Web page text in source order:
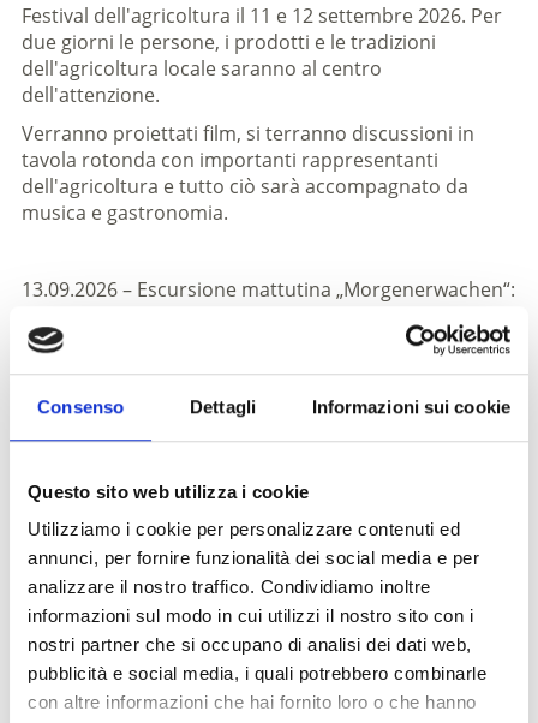
Consenso Dettagli Informazioni sui cookie
Questo sito web utilizza i cookie
Utilizziamo i cookie per personalizzare contenuti ed
annunci, per fornire funzionalità dei social media e per
analizzare il nostro traffico. Condividiamo inoltre
informazioni sul modo in cui utilizzi il nostro sito con i
nostri partner che si occupano di analisi dei dati web,
pubblicità e social media, i quali potrebbero combinarle
con altre informazioni che hai fornito loro o che hanno
Festival dell'agricoltura il 11 e 12 settembre 2026. Per
due giorni le persone, i prodotti e le tradizioni
dell'agricoltura locale saranno al centro
dell'attenzione.
Verranno proiettati film, si terranno discussioni in
tavola rotonda con importanti rappresentanti
dell'agricoltura e tutto ciò sarà accompagnato da
musica e gastronomia.
13.09.2026 – Escursione mattutina „Morgenerwachen“:
incontro è alle 07:00 presso la Chiesa delle Donne nel
centro della città.
16.09.2026 – Glurns kocht: in questo evento
gastronomico la città più piccola dell'Alto Adige si
regionale. Chef talentuosi presenteranno piatti
metteranno in risalto la pera Palabira.
20.09.2026 – Palabirasunnta: La conclusione è
rappresentata dalla festa d'azione di grazie. Dopo la
processione in chiesa, le celebrazioni inizieranno alle
10:00 presso il „Glurns Festival“. Ci saranno musica,
piatti tradizionali e un fantastico programma per i
bambini.